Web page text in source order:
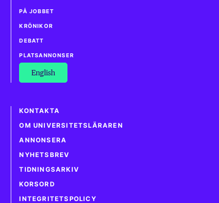
PÅ JOBBET
KRÖNIKOR
DEBATT
PLATSANNONSER
English
KONTAKTA
OM UNIVERSITETSLÄRAREN
ANNONSERA
NYHETSBREV
TIDNINGSARKIV
KORSORD
INTEGRITETSPOLICY